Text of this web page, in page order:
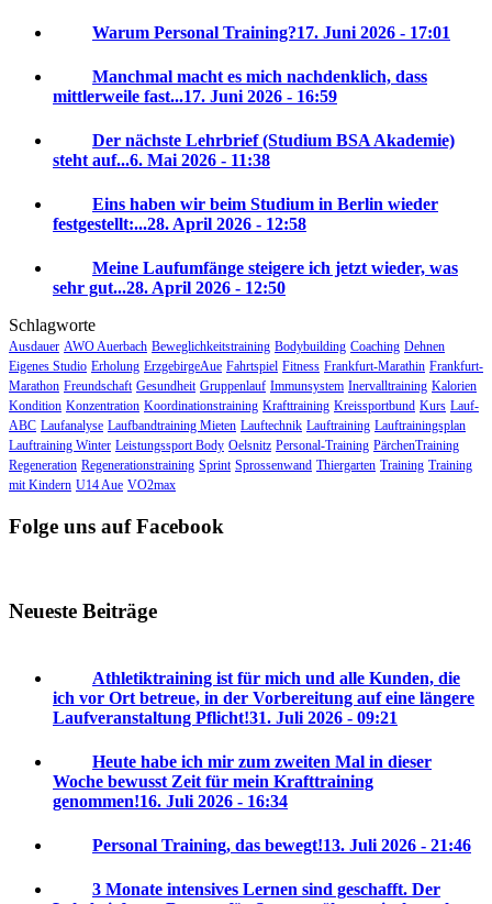
Warum Personal Training?17. Juni 2026 - 17:01
Manchmal macht es mich nachdenklich, dass
mittlerweile fast...17. Juni 2026 - 16:59
Der nächste Lehrbrief (Studium BSA Akademie)
steht auf...6. Mai 2026 - 11:38
Eins haben wir beim Studium in Berlin wieder
festgestellt:...28. April 2026 - 12:58
Meine Laufumfänge steigere ich jetzt wieder, was
sehr gut...28. April 2026 - 12:50
Schlagworte
Ausdauer AWO Auerbach Beweglichkeitstraining Bodybuilding Coaching Dehnen
Eigenes Studio Erholung ErzgebirgeAue Fahrtspiel Fitness Frankfurt-Marathin Frankfurt-
Marathon Freundschaft Gesundheit Gruppenlauf Immunsystem Inervalltraining Kalorien
Kondition Konzentration Koordinationstraining Krafttraining Kreissportbund Kurs Lauf-
ABC Laufanalyse Laufbandtraining Mieten Lauftechnik Lauftraining Lauftrainingsplan
Lauftraining Winter Leistungssport Body Oelsnitz Personal-Training PärchenTraining
Regeneration Regenerationstraining Sprint Sprossenwand Thiergarten Training Training
mit Kindern U14 Aue VO2max
Folge uns auf Facebook
Neueste Beiträge
Athletiktraining ist für mich und alle Kunden, die
ich vor Ort betreue, in der Vorbereitung auf eine längere
Laufveranstaltung Pflicht!31. Juli 2026 - 09:21
Heute habe ich mir zum zweiten Mal in dieser
Woche bewusst Zeit für mein Krafttraining
genommen!16. Juli 2026 - 16:34
Personal Training, das bewegt!13. Juli 2026 - 21:46
3 Monate intensives Lernen sind geschafft. Der